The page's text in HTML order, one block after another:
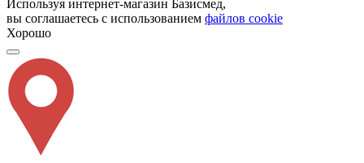
Используя интернет-магазин Базисмед,
вы соглашаетесь с использованием файлов cookie
Хорошо